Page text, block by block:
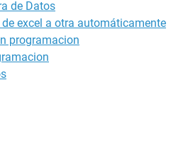
de Datos
excel a otra automáticamente
programacion